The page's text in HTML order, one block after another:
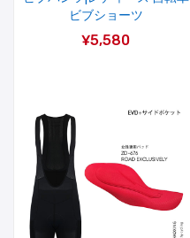
ビブショーツ
¥5,580